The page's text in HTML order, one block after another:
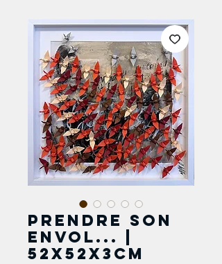
Prendre son
envol... |
52x52x3cm